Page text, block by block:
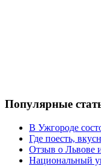
Популярные
В Ужгороде
Где поесть,
Отзыв о Львове
Национальный